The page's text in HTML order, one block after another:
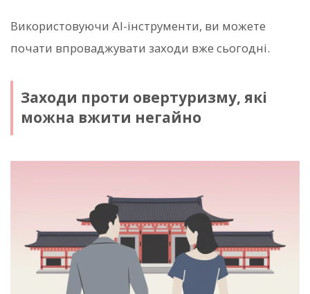
Використовуючи AI-інструменти, ви можете
почати впроваджувати заходи вже сьогодні.
Заходи проти овертуризму, які
можна вжити негайно